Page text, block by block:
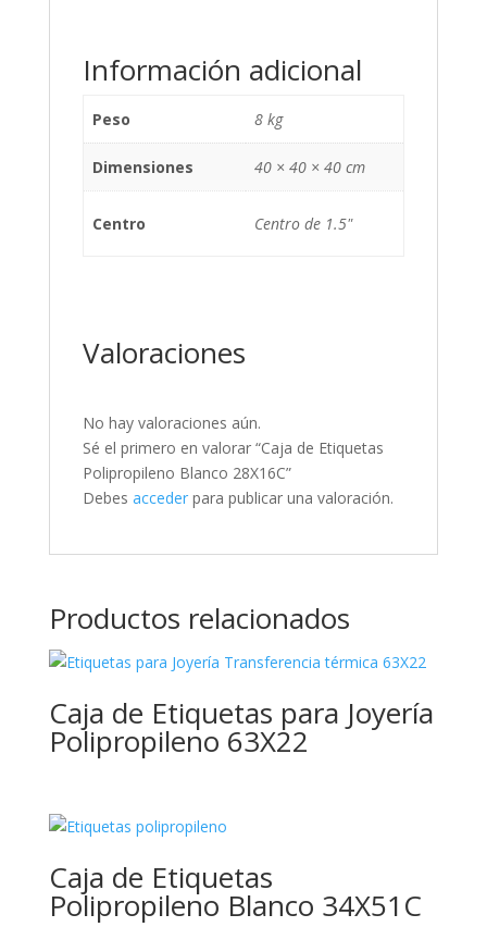
Información adicional
Peso 8 kg
Dimensiones 40 × 40 × 40 cm
Centro Centro de 1.5"
Valoraciones
No hay valoraciones aún.
Sé el primero en valorar “Caja de Etiquetas
Polipropileno Blanco 28X16C”
Debes accederpara publicar una valoración.
Productos relacionados
Caja de Etiquetas para Joyería
Polipropileno 63X22
Caja de Etiquetas
Polipropileno Blanco 34X51C